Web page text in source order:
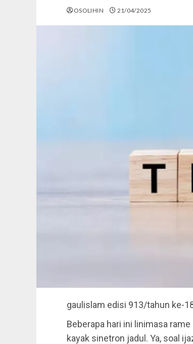
OSOLIHIN 21/04/2025
gaulislam edisi 913/tahun ke-
Beberapa hari ini linimasa
kayak sinetron jadul. Ya, soal